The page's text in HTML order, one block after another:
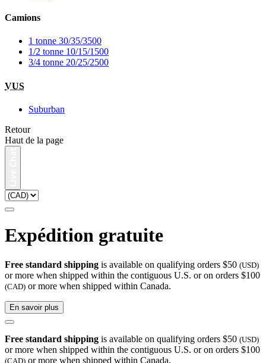
Camions
1 tonne 30/35/3500
1/2 tonne 10/15/1500
3/4 tonne 20/25/2500
VUS
Suburban
Retour
Haut de la page
Expédition gratuite
Free standard shipping is available on qualifying orders $50 (USD)
or more when shipped within the contiguous U.S. or on orders $100
(CAD) or more when shipped within Canada.
En savoir plus
Free standard shipping is available on qualifying orders $50 (USD)
or more when shipped within the contiguous U.S. or on orders $100
(CAD) or more when shipped within Canada.